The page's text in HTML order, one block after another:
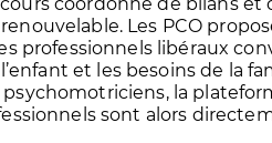
Les PCO
professionnels libéraux
et les besoins de la
la
sont alors